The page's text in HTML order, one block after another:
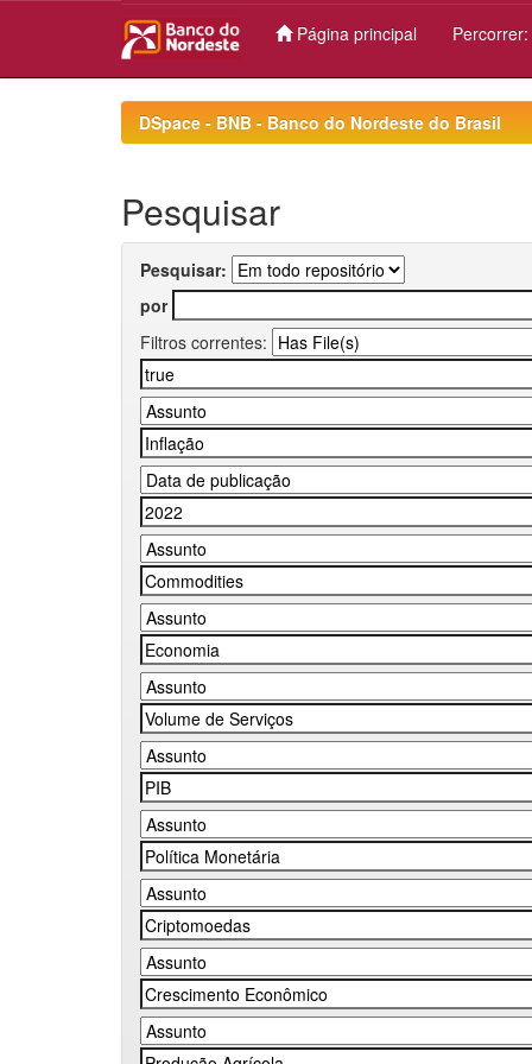
Página principal Percorrer:
DSpace - BNB - Banco do Nordeste do Brasil
Pesquisar
Pesquisar:
por
Filtros correntes: